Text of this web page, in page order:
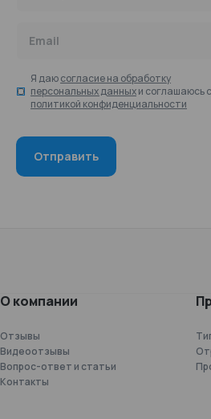
Email
Я даюсогласие на обработку
персональных данныхи соглашаюсь с
политикой конфиденциальности
О компании
Отзывы
Видеоотзывы
Вопрос-ответ и статьи
Контакты